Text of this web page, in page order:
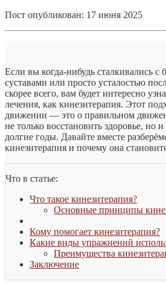
Пост опубликован: 17 июня 2025
Если вы когда-нибудь сталкивались с
суставами или просто усталостью
скорее всего, вам будет интересно
лечения, как кинезитерапия. Этот
движении — это о правильном
не только восстановить здоровье, но
долгие годы. Давайте вместе
кинезитерапия и почему она
Что в статье:
Что такое кинезитерапия?
Основные принципы
Кому помогает кинезитерапия?
Какие виды упражнений
Преимущества
Заключение